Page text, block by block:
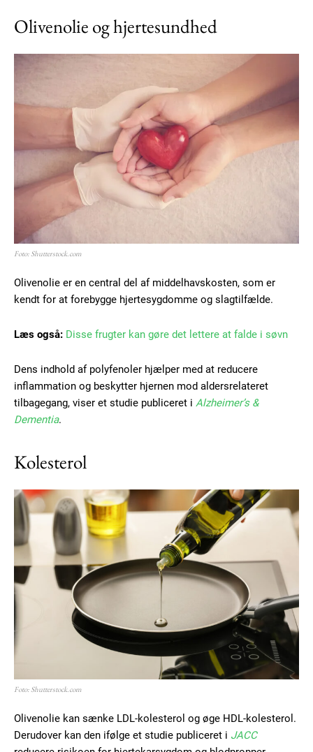
Olivenolie og hjertesundhed
Foto: Shutterstock.com
Olivenolie er en central del af middelhavskosten, som er
kendt for at forebygge hjertesygdomme og slagtilfælde.
Læs også: Disse frugter kan gøre det lettere at falde i søvn
Dens indhold af polyfenoler hjælper med at reducere
inflammation og beskytter hjernen mod aldersrelateret
tilbagegang, viser et studie publiceret i Alzheimer’s &
Dementia.
Kolesterol
Foto: Shutterstock.com
Olivenolie kan sænke LDL-kolesterol og øge HDL-kolesterol.
Derudover kan den ifølge et studie publiceret i JACC